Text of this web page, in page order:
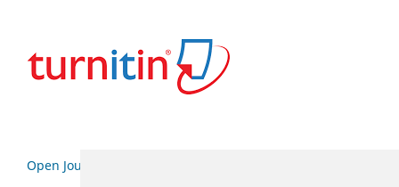
Open Journal Systems